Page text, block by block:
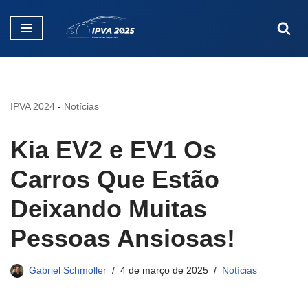
Pular
IPVA 2024 - Notícias
Kia EV2 e EV1 Os
Carros Que Estão
Deixando Muitas
Pessoas Ansiosas!
Gabriel Schmoller 4 de março de 2025 Notícias